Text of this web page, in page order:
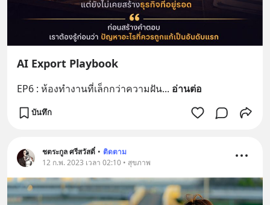
AI Export Playbook
EP6 : ห้องทำงานที่เล็กกว่าความฝัน... อ่านต่อ
บันทึก
ชตระกูล ศรีสวัสดิ์ • ติดตาม
12 ก.พ. 2023 เวลา 02:10 • สุขภาพ